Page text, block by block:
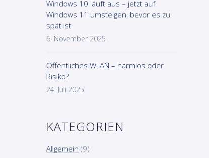
Windows 10 läuft aus – jetzt auf
Windows 11 umsteigen, bevor es zu
spät ist
6. November 2025
Öffentliches WLAN – harmlos oder
Risiko?
24. Juli 2025
KATEGORIEN
Allgemein (9)